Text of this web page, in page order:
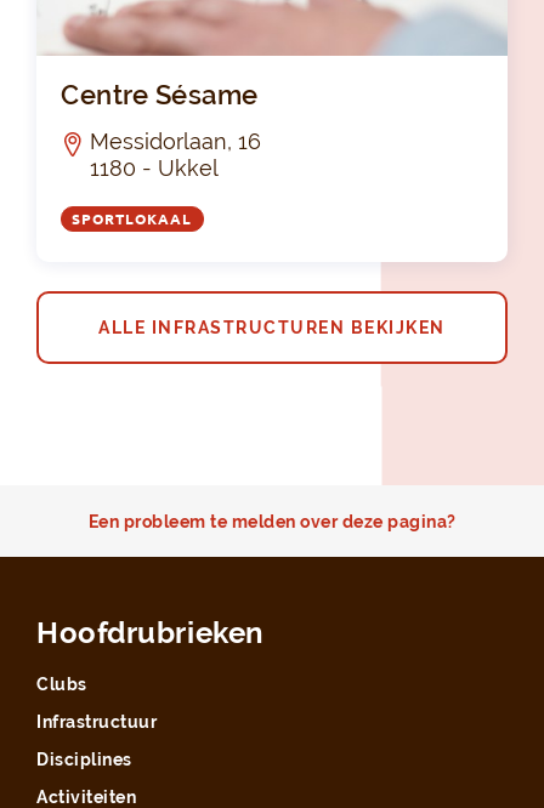
Centre Sésame
Messidorlaan, 16
1180 - Ukkel
SPORTLOKAAL
ALLE INFRASTRUCTUREN BEKIJKEN
Een probleem te melden over deze pagina?
Hoofdrubrieken
Clubs
Infrastructuur
Disciplines
Activiteiten